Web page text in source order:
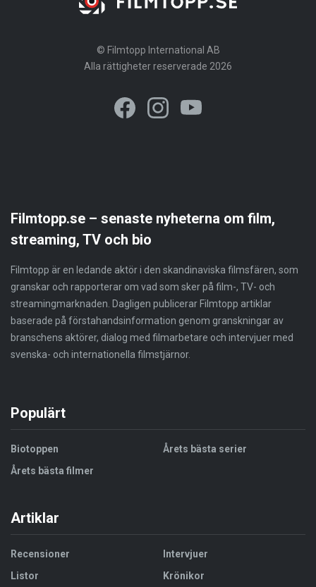
© Filmtopp International AB
Alla rättigheter reserverade 2026
Filmtopp.se – senaste nyheterna om film,
streaming, TV och bio
Filmtopp är en ledande aktör i den skandinaviska filmsfären, som
granskar och rapporterar om vad som sker på film-, TV- och
streamingmarknaden. Dagligen publicerar Filmtopp artiklar
baserade på förstahandsinformation genom granskningar av
branschens aktörer, dialog med filmarbetare och intervjuer med
svenska- och internationella filmstjärnor.
Populärt
Biotoppen
Årets bästa filmer
Årets bästa serier
Artiklar
Recensioner
Listor
Intervjuer
Krönikor